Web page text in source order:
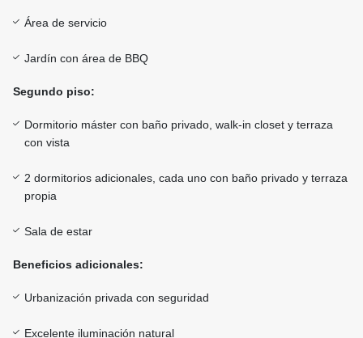
Área de servicio
Jardín con área de BBQ
Segundo piso:
Dormitorio máster con baño privado, walk-in closet y terraza
con vista
2 dormitorios adicionales, cada uno con baño privado y terraza
propia
Sala de estar
Beneficios adicionales:
Urbanización privada con seguridad
Excelente iluminación natural